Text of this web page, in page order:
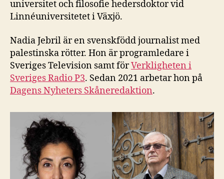
universitet och filosofie hedersdoktor vid
Linnéuniversitetet i Växjö.
Nadia Jebril är en svenskfödd journalist med
palestinska rötter. Hon är programledare i
Sveriges Television samt förVerkligheten i
Sveriges Radio P3. Sedan 2021 arbetar hon på
Dagens Nyheters Skåneredaktion.